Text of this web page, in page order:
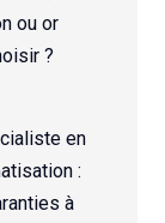
ou or
?
en
:
à